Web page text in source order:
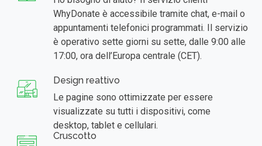
WhyDonate è accessibile tramite chat, e-mail o
appuntamenti telefonici programmati. Il servizio
è operativo sette giorni su sette, dalle 9:00 alle
17:00, ora dell’Europa centrale (CET).
Design reattivo
Le pagine sono ottimizzate per essere
visualizzate su tutti i dispositivi, come
desktop, tablet e cellulari.
Cruscotto